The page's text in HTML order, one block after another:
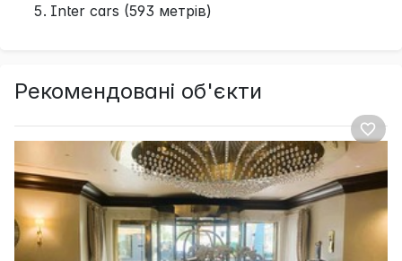
Inter cars (593 метрів)
Рекомендовані об'єкти